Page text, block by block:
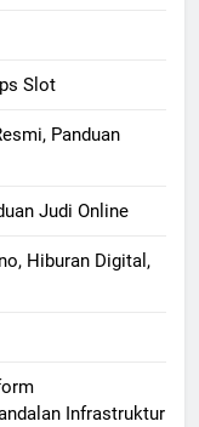
Slot
Panduan
Judi Online
Hiburan Digital,
Infrastruktur